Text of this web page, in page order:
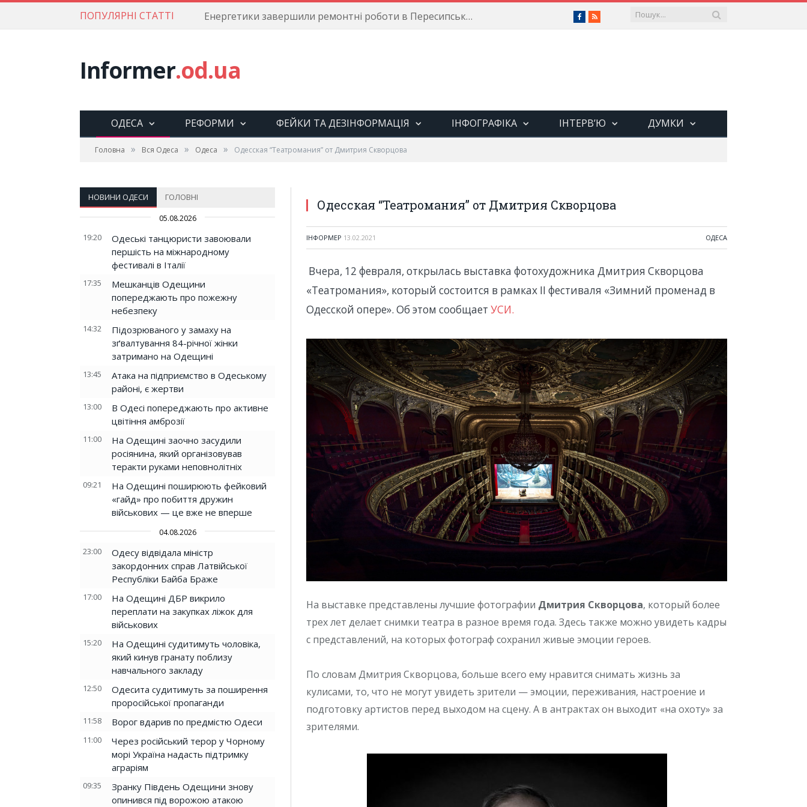
ПОПУЛЯРНІ СТАТТІ Енергетики завершили ремонтні роботи в Пересипському районі Facebook
RSS
Informer.od.ua
ОДЕСА РЕФОРМИ ФЕЙКИ ТА ДЕЗІНФОРМАЦІЯ ІНФОГРАФІКА ІНТЕРВ’Ю ДУМКИ
Головна » Вся Одеса » Одеса » Одесская “Театромания” от Дмитрия Скворцова
НОВИНИ ОДЕСИ ГОЛОВНІ
05.08.2026
19:20
Одеські танцюристи завоювали
першість на міжнародному
фестивалі в Італії
17:35
Мешканців Одещини
попереджають про пожежну
небезпеку
14:32
Підозрюваного у замаху на
зґвалтування 84-річної жінки
затримано на Одещині
13:45
Атака на підприємство в Одеському
районі, є жертви
13:00
В Одесі попереджають про активне
цвітіння амброзії
11:00
На Одещині заочно засудили
росіянина, який організовував
теракти руками неповнолітніх
09:21
На Одещині поширюють фейковий
«гайд» про побиття дружин
військових — це вже не вперше
04.08.2026
23:00
Одесу відвідала міністр
закордонних справ Латвійської
Республіки Байба Браже
17:00
На Одещині ДБР викрило
переплати на закупках ліжок для
військових
15:20
На Одещині судитимуть чоловіка,
який кинув гранату поблизу
навчального закладу
12:50
Одесита судитимуть за поширення
проросійської пропаганди
11:58 Ворог вдарив по предмістю Одеси
11:00
Через російський терор у Чорному
морі Україна надасть підтримку
аграріям
09:35
Зранку Південь Одещини знову
опинився під ворожою атакою
Одесская “Театромания” от Дмитрия Скворцова
ІНФОРМЕР 13.02.2021 ОДЕСА
Вчера, 12 февраля, открылась выставка фотохудожника Дмитрия Скворцова
«Театромания», который состоится в рамках II фестиваля «Зимний променад в
Одесской опере». Об этом сообщает УСИ.
На выставке представлены лучшие фотографии Дмитрия Скворцова, который более
трех лет делает снимки театра в разное время года. Здесь также можно увидеть кадры
с представлений, на которых фотограф сохранил живые эмоции героев.
По словам Дмитрия Скворцова, больше всего ему нравится снимать жизнь за
кулисами, то, что не могут увидеть зрители — эмоции, переживания, настроение и
подготовку артистов перед выходом на сцену. А в антрактах он выходит «на охоту» за
зрителями.